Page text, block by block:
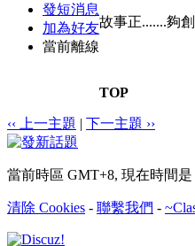
發短消息
加為好友
當前離線
故事正.......夠
TOP
‹‹ 上一主題 | 下一主題 ››
當前時區 GMT+8, 現在時間是
清除 Cookies - 聯繫我們 -